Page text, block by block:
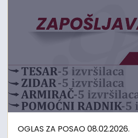
OGLAS ZA POSAO 08.02.2026.